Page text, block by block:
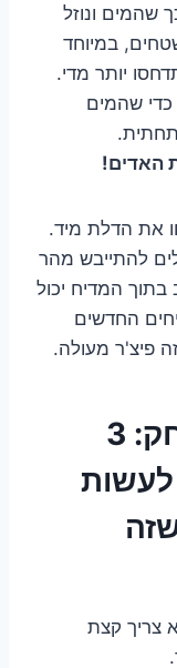
שהמים ונוזל
במיוחד
יותר מדי.
כדי שהמים
האדים!
את הדלת מיד.
להתייבש מהר
בתוך המדיח יכול
החדשים
פיצ'ר מעולה.
תחזוקה זה שם המשחק: 3
צריך קצת